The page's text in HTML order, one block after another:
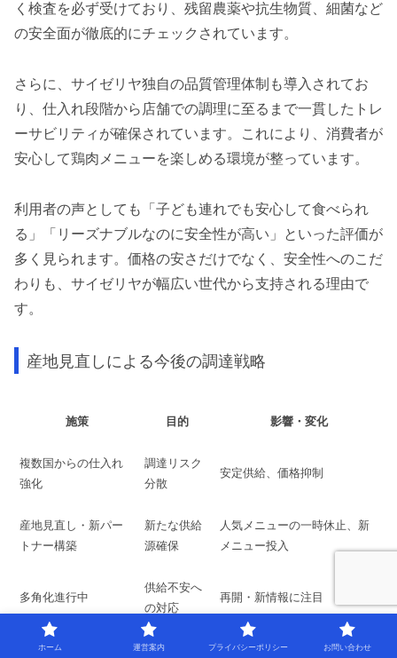
く検査を必ず受けており、残留農薬や抗生物質、細菌など
の安全面が徹底的にチェックされています。
さらに、サイゼリヤ独自の品質管理体制も導入されてお
り、仕入れ段階から店舗での調理に至るまで一貫したトレ
ーサビリティが確保されています。これにより、消費者が
安心して鶏肉メニューを楽しめる環境が整っています。
利用者の声としても「子ども連れでも安心して食べられ
る」「リーズナブルなのに安全性が高い」といった評価が
多く見られます。価格の安さだけでなく、安全性へのこだ
わりも、サイゼリヤが幅広い世代から支持される理由で
す。
産地見直しによる今後の調達戦略
施策 目的 影響・変化
複数国からの仕入れ
強化
調達リスク
分散
安定供給、価格抑制
産地見直し・新パー
トナー構築
新たな供給
源確保
人気メニューの一時休止、新
メニュー投入
多角化進行中
供給不安へ
の対応
再開・新情報に注目
ホーム 運営案内 プライバシーポリシー お問い合わせ